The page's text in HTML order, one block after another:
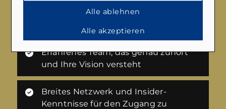
Verkaufsprozess und vermitteln Ihnen
Immobilie. Sprechen Sie uns einfach an.
Erfahrenes Team, das genau zuhört
und Ihre Vision versteht
Breites Netzwerk und Insider-
Kenntnisse für den Zugang zu
Alle ablehnen
Alle akzeptieren